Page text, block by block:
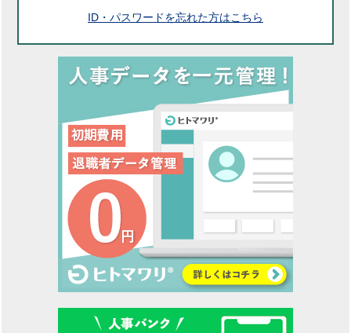
ID・パスワードを忘れた方はこちら